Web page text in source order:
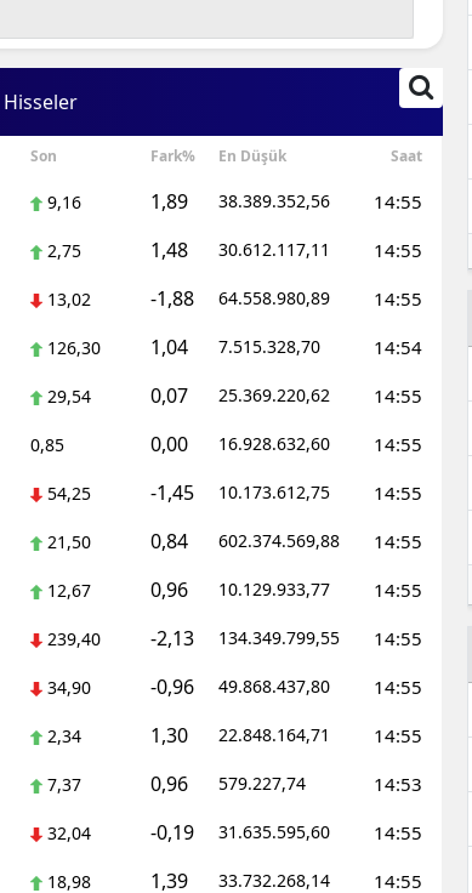
Son Fark% En Düşük Saat
9,16 1,89 38.389.352,56 14:55
2,75 1,48 30.612.117,11 14:55
13,02 -1,88 64.558.980,89 14:55
126,30 1,04 7.515.328,70 14:54
29,54 0,07 25.369.220,62 14:55
0,85 0,00 16.928.632,60 14:55
54,25 -1,45 10.173.612,75 14:55
21,50 0,84 602.374.569,88 14:55
12,67 0,96 10.129.933,77 14:55
239,40 -2,13 134.349.799,55 14:55
34,90 -0,96 49.868.437,80 14:55
2,34 1,30 22.848.164,71 14:55
7,37 0,96 579.227,74 14:53
32,04 -0,19 31.635.595,60 14:55
18,98 1,39 33.732.268,14 14:55